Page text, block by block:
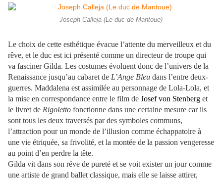
Joseph Calleja (Le duc de Mantoue)
Le choix de cette esthétique évacue l’attente du merveilleux et du
rêve, et le duc est ici présenté comme un directeur de troupe qui
va fasciner Gilda. Les costumes évoluent donc de l’univers de la
Renaissance jusqu’au cabaret de L’Ange Bleu dans l’entre deux-
guerres. Maddalena est assimilée au personnage de Lola-Lola, et
la mise en correspondance entre le film de Josef von Stenberg et
le livret de Rigoletto fonctionne dans une certaine mesure car ils
sont tous les deux traversés par des symboles communs,
l’attraction pour un monde de l’illusion comme échappatoire à
une vie étriquée, sa frivolité, et la montée de la passion vengeresse
au point d’en perdre la tête.
Gilda vit dans son rêve de pureté et se voit exister un jour comme
une artiste de grand ballet classique, mais elle se laisse attirer,